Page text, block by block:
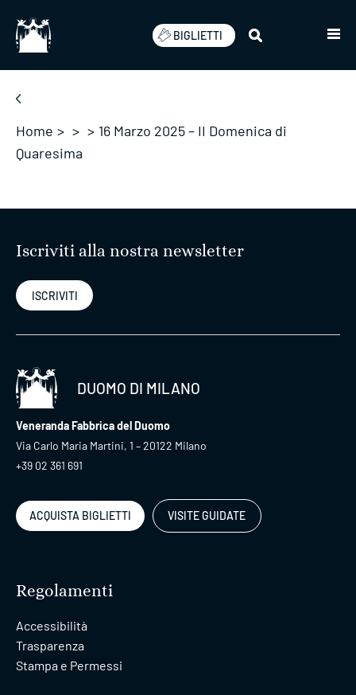
BIGLIETTI
Home > > > 16 Marzo 2025 – II Domenica di
Quaresima
Iscriviti alla nostra newsletter
ISCRIVITI
DUOMO DI MILANO
Veneranda Fabbrica del Duomo
Via Carlo Maria Martini, 1 – 20122 Milano
+39 02 361 691
ACQUISTA BIGLIETTI VISITE GUIDATE
Regolamenti
Accessibilità
Trasparenza
Stampa e Permessi